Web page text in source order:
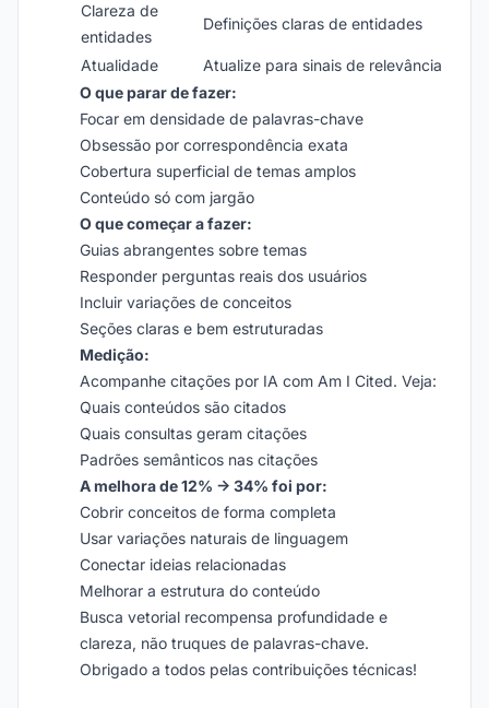
Clareza de
entidades
Definições claras de entidades
Atualidade
Atualize para sinais de relevância
O que parar de fazer:
Focar em densidade de palavras-chave
Obsessão por correspondência exata
Cobertura superficial de temas amplos
Conteúdo só com jargão
O que começar a fazer:
Guias abrangentes sobre temas
Responder perguntas reais dos usuários
Incluir variações de conceitos
Seções claras e bem estruturadas
Medição:
Acompanhe citações por IA com Am I Cited. Veja:
Quais conteúdos são citados
Quais consultas geram citações
Padrões semânticos nas citações
A melhora de 12% → 34% foi por:
Cobrir conceitos de forma completa
Usar variações naturais de linguagem
Conectar ideias relacionadas
Melhorar a estrutura do conteúdo
Busca vetorial recompensa profundidade e
clareza, não truques de palavras-chave.
Obrigado a todos pelas contribuições técnicas!